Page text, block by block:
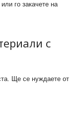
го закачете на
с
Ще се нуждаете от